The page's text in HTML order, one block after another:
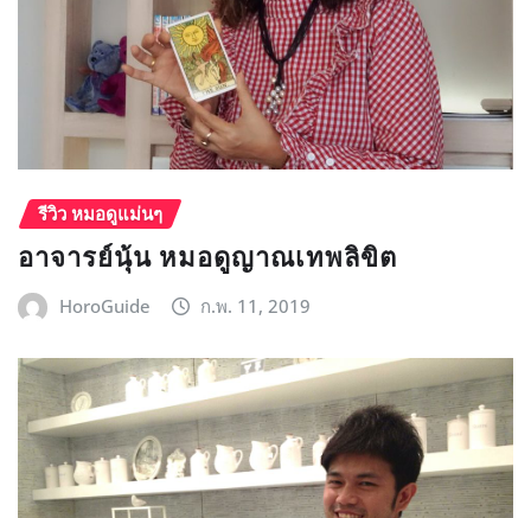
รีวิว หมอดูแม่นๆ
อาจารย์นุ้น หมอดูญาณเทพลิขิต
HoroGuide ก.พ. 11, 2019